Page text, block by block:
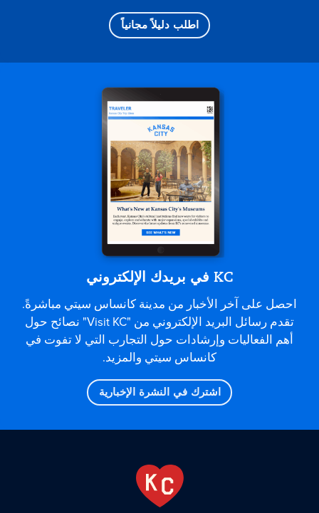
اطلب دليلاً مجانياً
KC في بريدك الإلكتروني
احصل على آخر الأخبار من مدينة كانساس سيتي مباشرةً.
تقدم رسائل البريد الإلكتروني من "Visit KC" نصائح حول
أهم الفعاليات وإرشادات حول التجارب التي لا تفوت في
كانساس سيتي والمزيد.
اشترك في النشرة الإخبارية